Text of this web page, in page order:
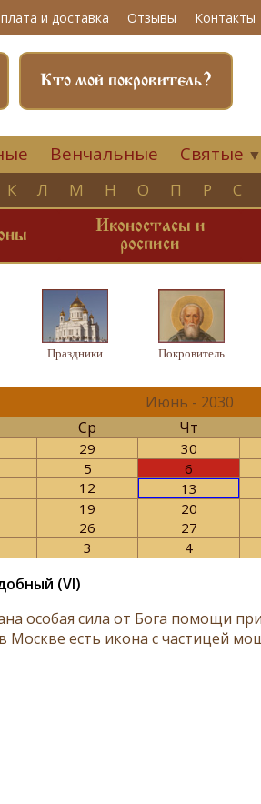
и доставка Отзывы Контакты
Кто мой покровитель?
Венчальные Святые ▼
К Л М Н О П Р С
Иконостасы и
росписи
Праздники Покровитель
Июнь - 2030
Ср Чт
29 30
5 6
12 13
19 20
26 27
3 4
(VI)
особая сила от Бога помощи
есть икона с частицей